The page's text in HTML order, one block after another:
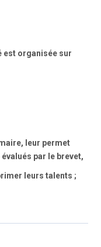
est organisée sur
leur permet
par le brevet,
leurs talents ;